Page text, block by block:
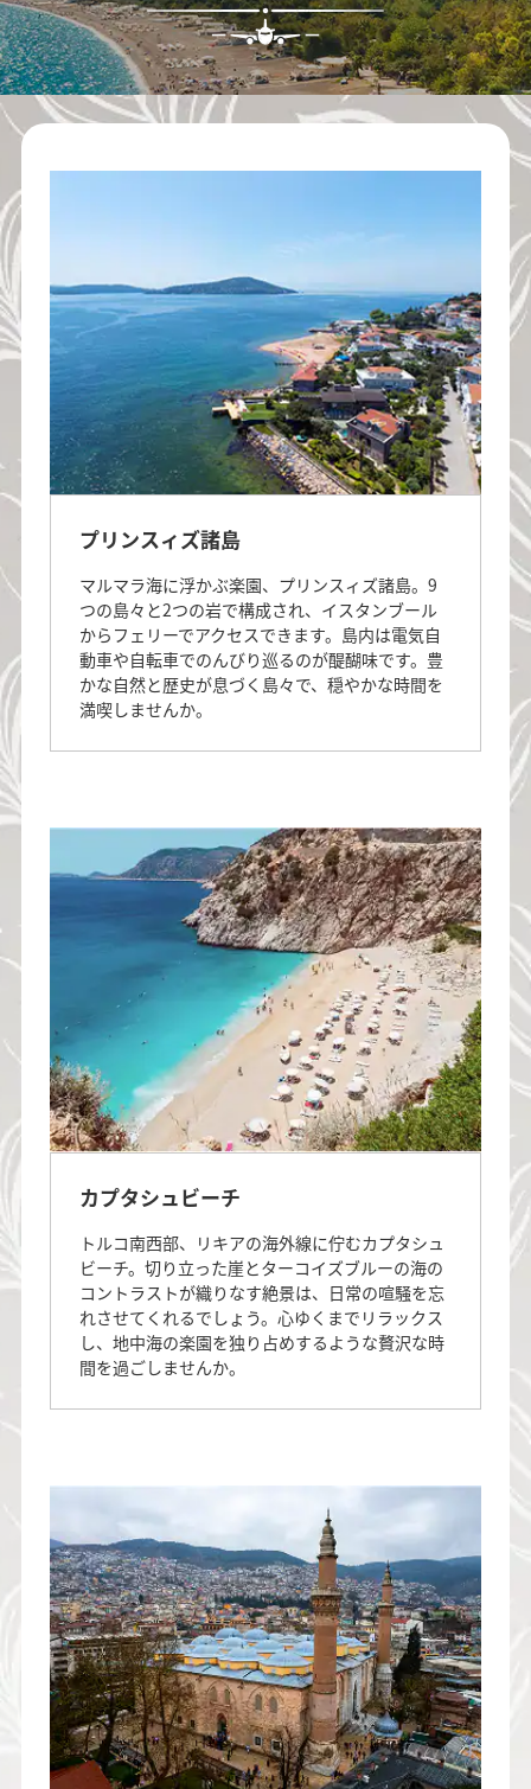
プリンスィズ諸島
マルマラ海に浮かぶ楽園、プリンスィズ諸島。9
つの島々と2つの岩で構成され、イスタンブール
からフェリーでアクセスできます。島内は電気自
動車や自転車でのんびり巡るのが醍醐味です。豊
かな自然と歴史が息づく島々で、穏やかな時間を
満喫しませんか。
カプタシュビーチ
トルコ南西部、リキアの海外線に佇むカプタシュ
ビーチ。切り立った崖とターコイズブルーの海の
コントラストが織りなす絶景は、日常の喧騒を忘
れさせてくれるでしょう。心ゆくまでリラックス
し、地中海の楽園を独り占めするような贅沢な時
間を過ごしませんか。